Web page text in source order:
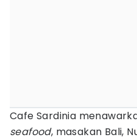
Cafe Sardinia
seafood, masakan Bali,